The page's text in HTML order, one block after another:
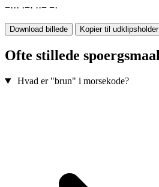
−··· ·−· ··− −·
Download billede Kopier til udklipsholder
Ofte stillede spoergsmaal
Hvad er "brun" i morsekode?